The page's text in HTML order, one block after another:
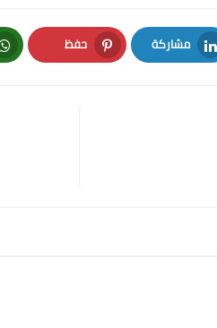
مشاركة
LinkedIn
حفظ
Pinterest